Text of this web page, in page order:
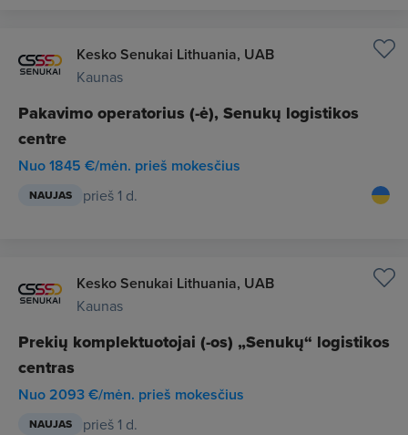
Kesko Senukai Lithuania, UAB
Kaunas
Pakavimo operatorius (-ė), Senukų logistikos
centre
Nuo 1845 €/mėn. prieš mokesčius
NAUJAS prieš 1 d.
Kesko Senukai Lithuania, UAB
Kaunas
Prekių komplektuotojai (-os) „Senukų“ logistikos
centras
Nuo 2093 €/mėn. prieš mokesčius
NAUJAS prieš 1 d.